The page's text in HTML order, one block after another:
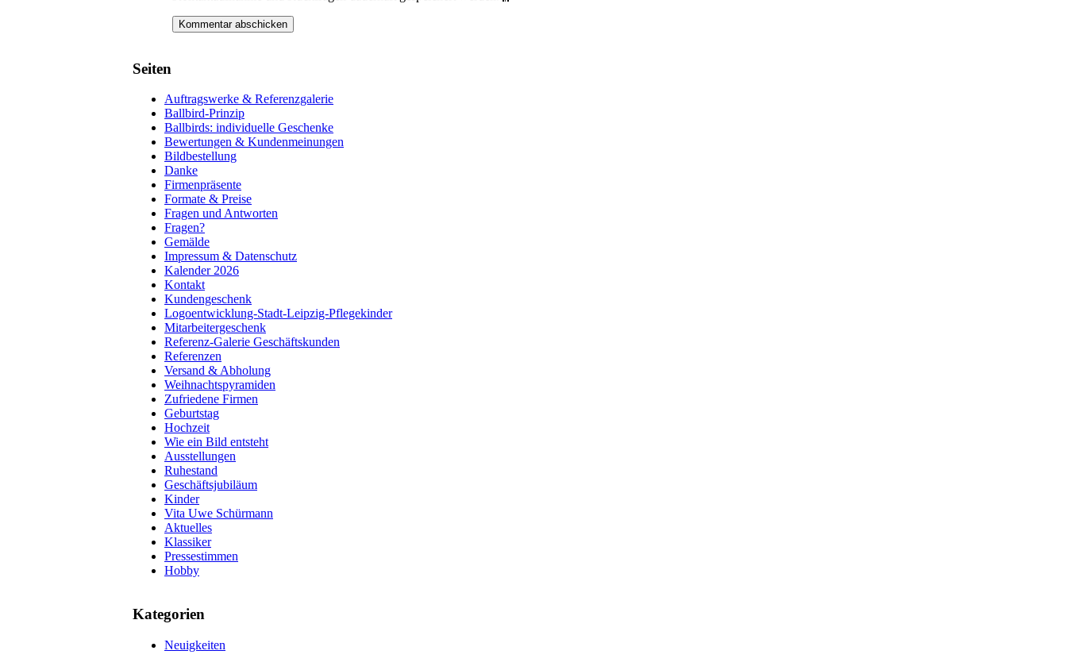
Seiten
Auftragswerke & Referenzgalerie
Ballbird-Prinzip
Ballbirds: individuelle Geschenke
Bewertungen & Kundenmeinungen
Bildbestellung
Danke
Firmenpräsente
Formate & Preise
Fragen und Antworten
Fragen?
Gemälde
Impressum & Datenschutz
Kalender 2026
Kontakt
Kundengeschenk
Logoentwicklung-Stadt-Leipzig-Pflegekinder
Mitarbeitergeschenk
Referenz-Galerie Geschäftskunden
Referenzen
Versand & Abholung
Weihnachtspyramiden
Zufriedene Firmen
Geburtstag
Hochzeit
Wie ein Bild entsteht
Ausstellungen
Ruhestand
Geschäftsjubiläum
Kinder
Vita Uwe Schürmann
Aktuelles
Klassiker
Pressestimmen
Hobby
Kategorien
Neuigkeiten